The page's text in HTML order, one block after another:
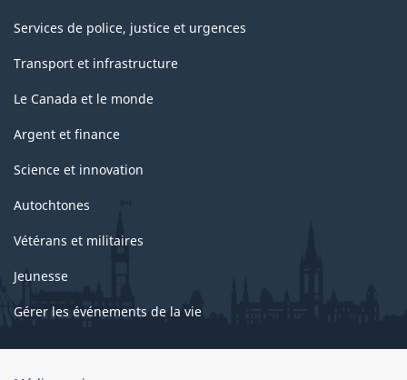
Services de police, justice et urgences
Transport et infrastructure
Le Canada et le monde
Argent et finance
Science et innovation
Autochtones
Vétérans et militaires
Jeunesse
Gérer les événements de la vie